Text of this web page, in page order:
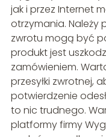
jak i przez Internet
otrzymania. Należy
zwrotu mogą być
produkt jest
zamówieniem.
przesyłki zwrotnej,
potwierdzenie
to nic trudnego.
platformy firmy